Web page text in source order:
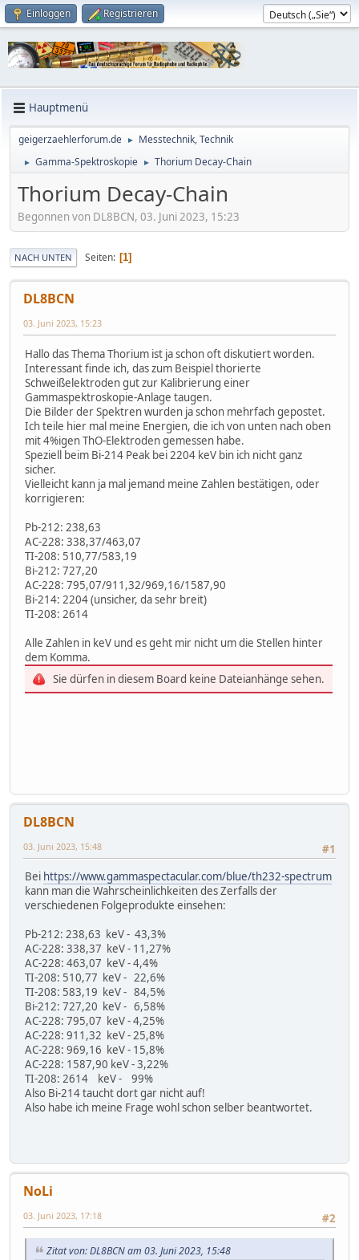
Einloggen Registrieren
Hauptmenü
geigerzaehlerforum.de ► Messtechnik, Technik
► Gamma-Spektroskopie ► Thorium Decay-Chain
Thorium Decay-Chain
Begonnen von DL8BCN, 03. Juni 2023, 15:23
NACH UNTEN Seiten 1
DL8BCN
03. Juni 2023, 15:23
Hallo das Thema Thorium ist ja schon oft diskutiert worden.
Interessant finde ich, das zum Beispiel thorierte
Schweißelektroden gut zur Kalibrierung einer
Gammaspektroskopie-Anlage taugen.
Die Bilder der Spektren wurden ja schon mehrfach gepostet.
Ich teile hier mal meine Energien, die ich von unten nach oben
mit 4%igen ThO-Elektroden gemessen habe.
Speziell beim Bi-214 Peak bei 2204 keV bin ich nicht ganz
sicher.
Vielleicht kann ja mal jemand meine Zahlen bestätigen, oder
korrigieren:
Pb-212: 238,63
AC-228: 338,37/463,07
TI-208: 510,77/583,19
Bi-212: 727,20
AC-228: 795,07/911,32/969,16/1587,90
Bi-214: 2204 (unsicher, da sehr breit)
TI-208: 2614
Alle Zahlen in keV und es geht mir nicht um die Stellen hinter
dem Komma.
Sie dürfen in diesem Board keine Dateianhänge sehen.
DL8BCN
#1
03. Juni 2023, 15:48
Bei https://www.gammaspectacular.com/blue/th232-spectrum
kann man die Wahrscheinlichkeiten des Zerfalls der
verschiedenen Folgeprodukte einsehen:
Pb-212: 238,63 keV - 43,3%
AC-228: 338,37 keV - 11,27%
AC-228: 463,07 keV - 4,4%
TI-208: 510,77 keV - 22,6%
TI-208: 583,19 keV - 84,5%
Bi-212: 727,20 keV - 6,58%
AC-228: 795,07 keV - 4,25%
AC-228: 911,32 keV - 25,8%
AC-228: 969,16 keV - 15,8%
AC-228: 1587,90 keV - 3,22%
TI-208: 2614 keV - 99%
Also Bi-214 taucht dort gar nicht auf!
Also habe ich meine Frage wohl schon selber beantwortet.
NoLi
#2
03. Juni 2023, 17:18
Zitat von: DL8BCN am 03. Juni 2023, 15:48